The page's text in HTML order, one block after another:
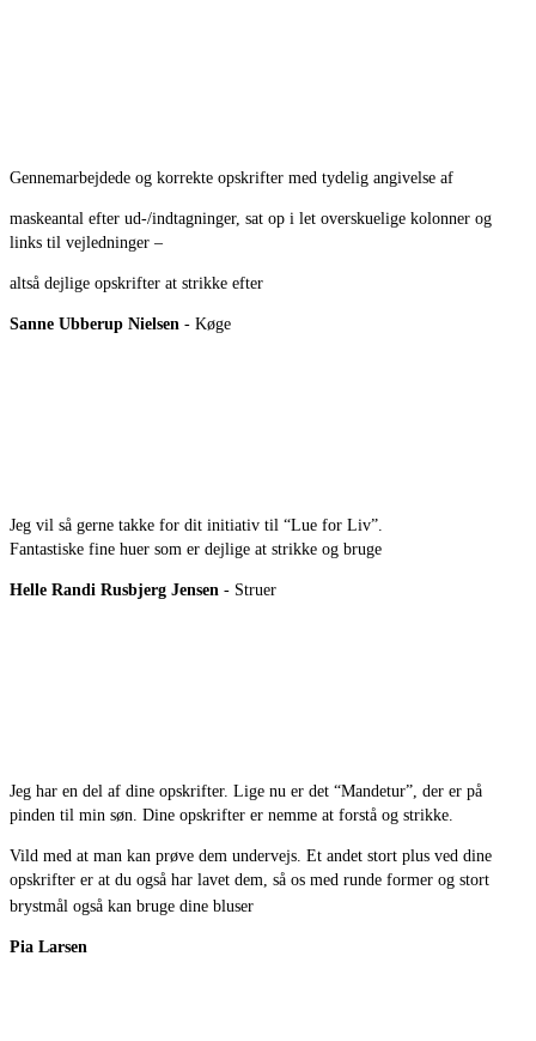
Gennemarbejdede og korrekte opskrifter med tydelig angivelse af
maskeantal efter ud-/indtagninger, sat op i let overskuelige kolonner og
links til vejledninger –
altså dejlige opskrifter at strikke efter
Sanne Ubberup Nielsen - Køge
Jeg vil så gerne takke for dit initiativ til “Lue for Liv”.
Fantastiske fine huer som er dejlige at strikke og bruge
Helle Randi Rusbjerg Jensen - Struer
Jeg har en del af dine opskrifter. Lige nu er det “Mandetur”, der er på
pinden til min søn. Dine opskrifter er nemme at forstå og strikke.
Vild med at man kan prøve dem undervejs. Et andet stort plus ved dine
opskrifter er at du også har lavet dem, så os med runde former og stort
brystmål også kan bruge dine bluser
Pia Larsen